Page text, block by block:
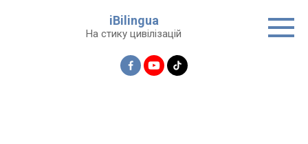
iBilingua
На стику цивілізацій